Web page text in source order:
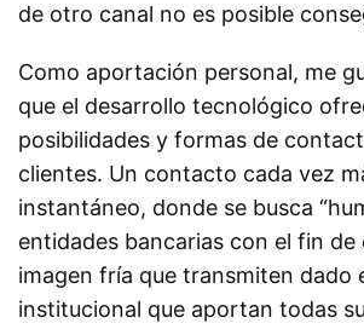
de otro canal no es posible
Como aportación personal, me
que el desarrollo tecnológico
posibilidades y formas de
clientes. Un contacto cada vez
instantáneo, donde se busca
entidades bancarias con el fin de
imagen fría que transmiten dado
institucional que aportan todas